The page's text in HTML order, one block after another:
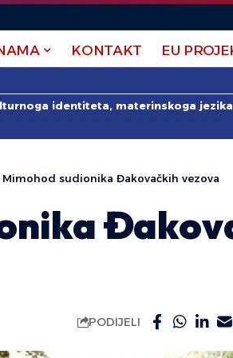
KONTAKT EU
identiteta, materinskoga
Mimohod sudionika Đakovačkih vezova
PODIJELI